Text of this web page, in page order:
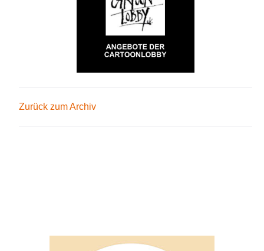
Zurück zum Archiv